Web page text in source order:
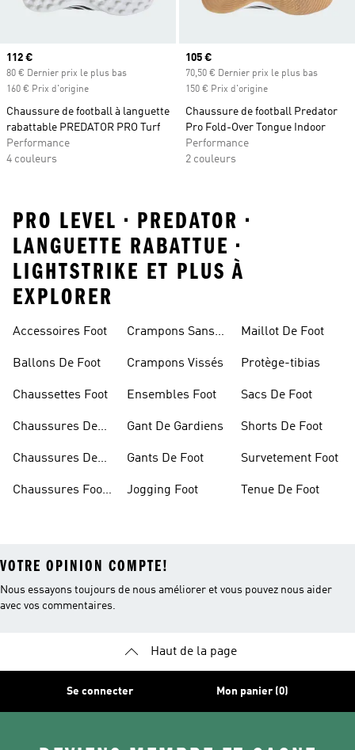
Prix actuel
112 €
80 € Dernier prix le plus bas
160 € Prix d'origine
Chaussure de football à languette
rabattable PREDATOR PRO Turf
Performance
4 couleurs
Prix actuel
105 €
70,50 € Dernier prix le plus bas
150 € Prix d'origine
Chaussure de football Predator
Pro Fold-Over Tongue Indoor
Performance
2 couleurs
PRO LEVEL • PREDATOR •
LANGUETTE RABATTUE •
LIGHTSTRIKE ET PLUS À
EXPLORER
Accessoires Foot
Ballons De Foot
Chaussettes Foot
Chaussures De
Chaussures De
Chaussures Foot
Crampons Sans
Crampons Vissés
Ensembles Foot
Gant De Gardiens
Gants De Foot
Jogging Foot
Maillot De Foot
Protège-tibias
Sacs De Foot
Shorts De Foot
Survetement Foot
Tenue De Foot
VOTRE OPINION COMPTE!
Nous essayons toujours de nous améliorer et vous pouvez nous aider
avec vos commentaires.
Haut de la page
Se connecter Mon panier (0)